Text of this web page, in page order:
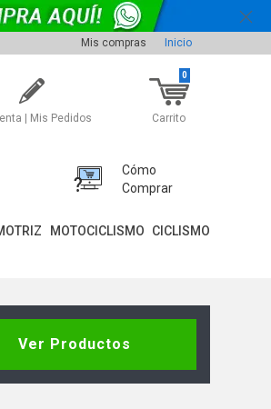
Mis compras Inicio
| Mis Pedidos Carrito
0
Cómo
Comprar
MOTOCICLISMO CICLISMO
Ver Productos